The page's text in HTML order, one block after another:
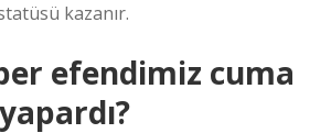
kazanır.
efendimiz cuma